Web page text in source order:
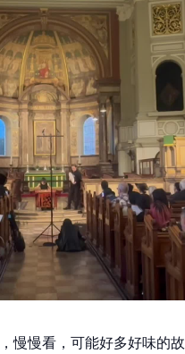
慢慢看，可能好多好味的